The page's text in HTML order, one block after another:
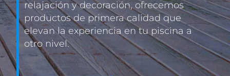
relajación y decoración, ofrecemos
productos de primera calidad que
elevan la experiencia en tu piscina a
otro nivel.